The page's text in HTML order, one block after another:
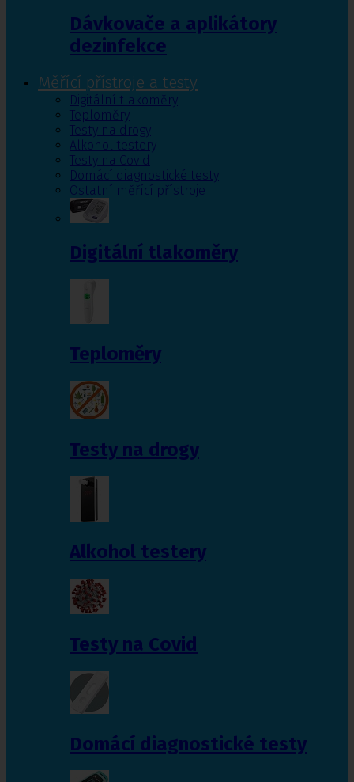
Dávkovače a aplikátory
dezinfekce
Měřící přístroje a testy
Digitální tlakoměry
Teploměry
Testy na drogy
Alkohol testery
Testy na Covid
Domácí diagnostické testy
Ostatní měřící přístroje
Digitální tlakoměry
Teploměry
Testy na drogy
Alkohol testery
Testy na Covid
Domácí diagnostické testy